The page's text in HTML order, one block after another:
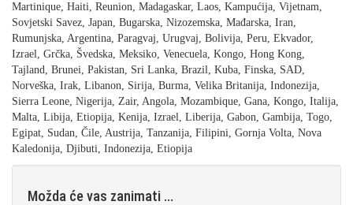
Martinique, Haiti, Reunion, Madagaskar, Laos, Kampućija, Vijetnam,
Sovjetski Savez, Japan, Bugarska, Nizozemska, Mađarska, Iran,
Rumunjska, Argentina, Paragvaj, Urugvaj, Bolivija, Peru, Ekvador,
Izrael, Grčka, Švedska, Meksiko, Venecuela, Kongo, Hong Kong,
Tajland, Brunei, Pakistan, Sri Lanka, Brazil, Kuba, Finska, SAD,
Norveška, Irak, Libanon, Sirija, Burma, Velika Britanija, Indonezija,
Sierra Leone, Nigerija, Zair, Angola, Mozambique, Gana, Kongo, Italija,
Malta, Libija, Etiopija, Kenija, Izrael, Liberija, Gabon, Gambija, Togo,
Egipat, Sudan, Čile, Austrija, Tanzanija, Filipini, Gornja Volta, Nova
Kaledonija, Djibuti, Indonezija, Etiopija
Možda će vas zanimati ...